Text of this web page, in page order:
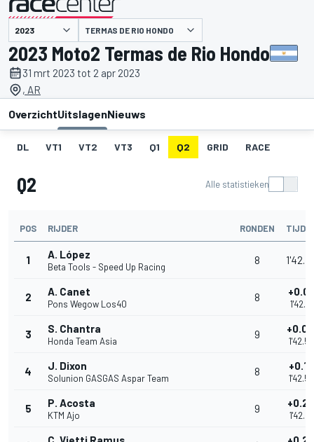
gepresenteerd door TERMAS DE RIO HONDO
2023 Moto2 Termas de Rio Hondo
31 mrt 2023 tot 2 apr 2023
, AR
OverzichtUitslagenNieuws
DL VT1 VT2 VT3 Q1 Q2 GRID RACE
Q2 Alle statistieken
POS RIJDER RONDEN TIJD
1 A. López
Beta Tools - Speed Up Racing
8
2 A. Canet
Pons Wegow Los40
8
3 S. Chantra
Honda Team Asia
9
4 J. Dixon
Solunion GASGAS Aspar Team
8
5 P. Acosta
KTM Ajo
9